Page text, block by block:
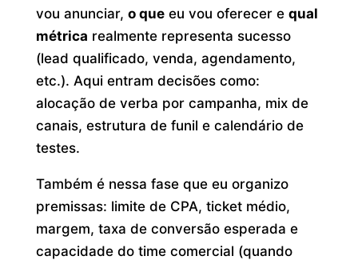
vou anunciar, o queeu vou oferecer e qual
métrica realmente representa sucesso
(lead qualificado, venda, agendamento,
etc.). Aqui entram decisões como:
alocação de verba por campanha, mix de
canais, estrutura de funil e calendário de
testes.
Também é nessa fase que eu organizo
premissas: limite de CPA, ticket médio,
margem, taxa de conversão esperada e
capacidade do time comercial (quando